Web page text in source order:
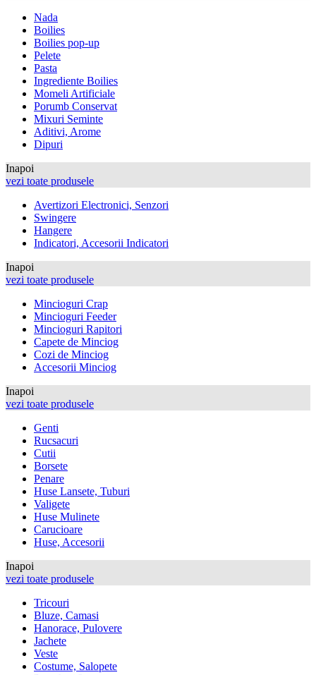
Nada
Boilies
Boilies pop-up
Pelete
Pasta
Ingrediente Boilies
Momeli Artificiale
Porumb Conservat
Mixuri Seminte
Aditivi, Arome
Dipuri
Inapoi
vezi toate produsele
Avertizori Electronici, Senzori
Swingere
Hangere
Indicatori, Accesorii Indicatori
Inapoi
vezi toate produsele
Mincioguri Crap
Mincioguri Feeder
Mincioguri Rapitori
Capete de Minciog
Cozi de Minciog
Accesorii Minciog
Inapoi
vezi toate produsele
Genti
Rucsacuri
Cutii
Borsete
Penare
Huse Lansete, Tuburi
Valigete
Huse Mulinete
Carucioare
Huse, Accesorii
Inapoi
vezi toate produsele
Tricouri
Bluze, Camasi
Hanorace, Pulovere
Jachete
Veste
Costume, Salopete